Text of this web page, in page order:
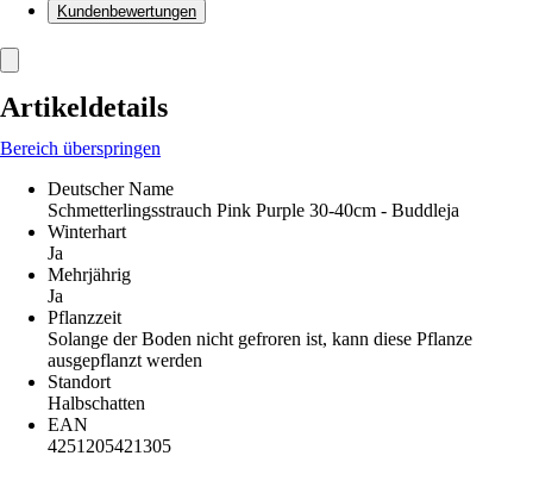
Kundenbewertungen
Artikeldetails
Bereich überspringen
Deutscher Name
Schmetterlingsstrauch Pink Purple 30-40cm - Buddleja
Winterhart
Ja
Mehrjährig
Ja
Pflanzzeit
Solange der Boden nicht gefroren ist, kann diese Pflanze
ausgepflanzt werden
Standort
Halbschatten
EAN
4251205421305